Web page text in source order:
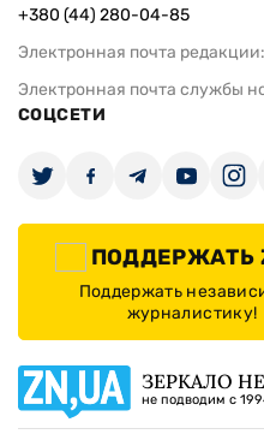
+380 (44) 280-04-85
Электронная почта редакции:
Электронная почта службы
СОЦСЕТИ
ПОДДЕРЖАТЬ
Поддержать
журналистику!
ЗЕРКАЛО
не подводим с